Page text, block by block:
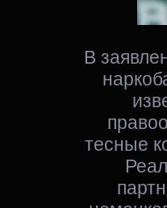
В
тесные